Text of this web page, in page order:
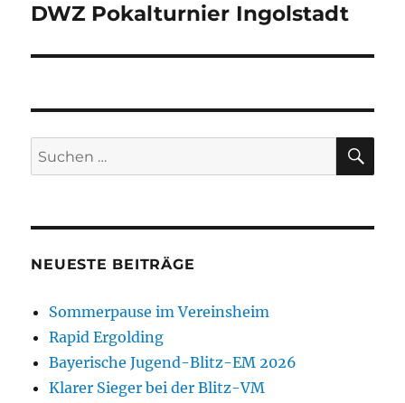
Nächster
DWZ Pokalturnier Ingolstadt
Suchen
nach:
NEUESTE BEITRÄGE
Sommerpause im Vereinsheim
Rapid Ergolding
Bayerische Jugend-Blitz-EM 2026
Klarer Sieger bei der Blitz-VM